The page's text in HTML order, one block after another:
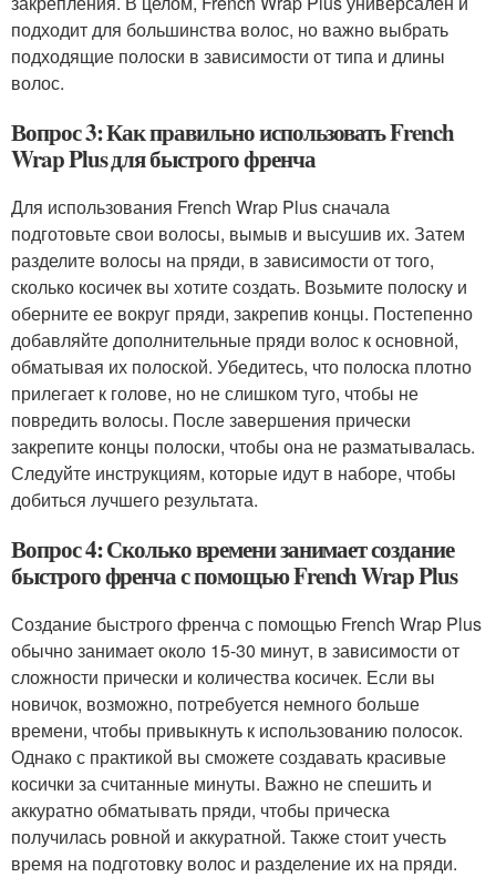
подходит для большинства волос, но важно выбрать
подходящие полоски в зависимости от типа и длины
волос.
Вопрос 3: Как правильно использовать French
Wrap Plus для быстрого френча
Для использования French Wrap Plus сначала
подготовьте свои волосы, вымыв и высушив их. Затем
разделите волосы на пряди, в зависимости от того,
сколько косичек вы хотите создать. Возьмите полоску и
оберните ее вокруг пряди, закрепив концы. Постепенно
добавляйте дополнительные пряди волос к основной,
обматывая их полоской. Убедитесь, что полоска плотно
прилегает к голове, но не слишком туго, чтобы не
повредить волосы. После завершения прически
закрепите концы полоски, чтобы она не разматывалась.
Следуйте инструкциям, которые идут в наборе, чтобы
добиться лучшего результата.
Вопрос 4: Сколько времени занимает создание
быстрого френча с помощью French Wrap Plus
Создание быстрого френча с помощью French Wrap Plus
обычно занимает около 15-30 минут, в зависимости от
сложности прически и количества косичек. Если вы
новичок, возможно, потребуется немного больше
времени, чтобы привыкнуть к использованию полосок.
Однако с практикой вы сможете создавать красивые
косички за считанные минуты. Важно не спешить и
аккуратно обматывать пряди, чтобы прическа
получилась ровной и аккуратной. Также стоит учесть
время на подготовку волос и разделение их на пряди.